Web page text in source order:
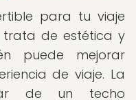
para tu viaje
de estética y
puede mejorar
de viaje. La
de un techo